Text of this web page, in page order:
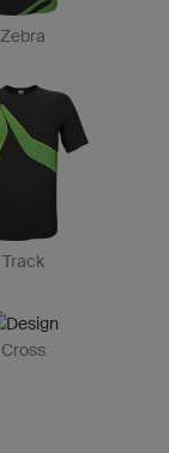
Zebra
Track
Cross